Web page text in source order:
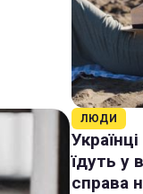
ЛЮДИ
їдуть у
справа